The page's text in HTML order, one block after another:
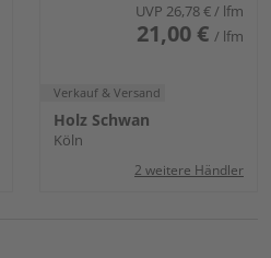
UVP 26,78 €/ lfm
21,00 € / lfm
Verkauf & Versand
Holz Schwan
Köln
2 weitere Händler